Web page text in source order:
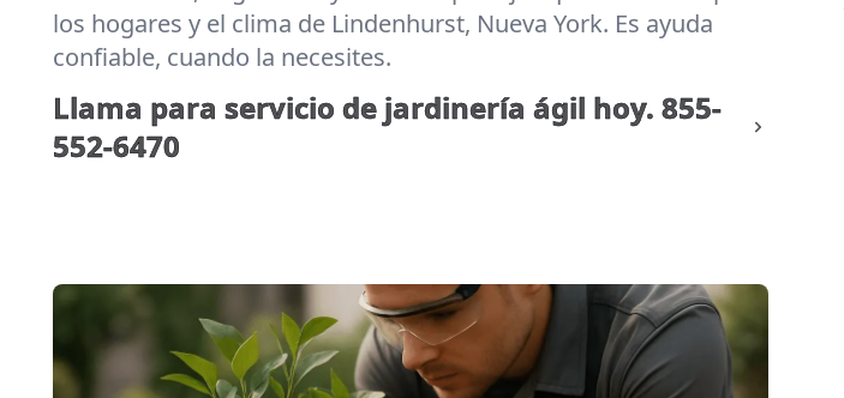
los hogares y el clima de Lindenhurst, Nueva York. Es ayuda
confiable, cuando la necesites.
Llama para servicio de jardinería ágil hoy. 855-
552-6470